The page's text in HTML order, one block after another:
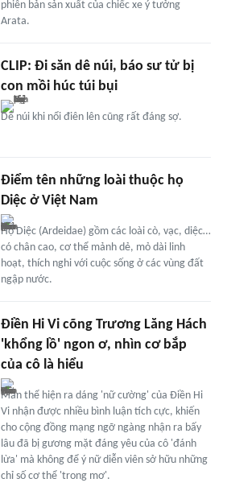
phiên bản sản xuất của chiếc xe ý tưởng
Arata.
CLIP: Đi săn dê núi, báo sư tử bị
con mồi húc túi bụi
Dê núi khi nổi điên lên cũng rất đáng sợ.
Điểm tên những loài thuộc họ
Diệc ở Việt Nam
Họ Diệc (Ardeidae) gồm các loài cò, vạc, diệc…
có chân cao, cơ thể mảnh dẻ, mỏ dài linh
hoạt, thích nghi với cuộc sống ở các vùng đất
ngập nước.
Điền Hi Vi cõng Trương Lăng Hách
'khổng lồ' ngon ơ, nhìn cơ bắp
của cô là hiểu
Màn thể hiện ra dáng 'nữ cường' của Điền Hi
Vi nhận được nhiều bình luận tích cực, khiến
cho cộng đồng mạng ngỡ ngàng nhận ra bấy
lâu đã bị gương mặt đáng yêu của cô 'đánh
lừa' mà không để ý nữ diễn viên sở hữu những
chỉ số cơ thể 'trong mơ'.